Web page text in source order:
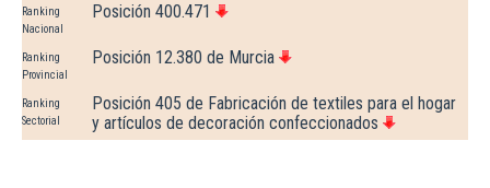
Ranking
Nacional
Posición 400.471
Ranking
Provincial
Posición 12.380 de Murcia
Ranking
Sectorial
Posición 405 de Fabricación de textiles para el hogar
y artículos de decoración confeccionados